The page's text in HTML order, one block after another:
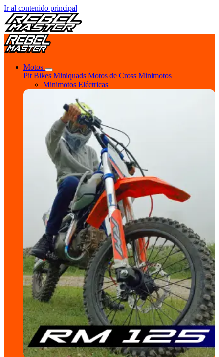
Ir al contenido principal
Motos
Pit Bikes Miniquads Motos de Cross Minimotos
Minimotos Eléctricas